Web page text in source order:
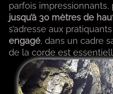
parfois
jusqu’à 30 mètres de
s’adresse aux
engagé, dans un cadre
de la corde est